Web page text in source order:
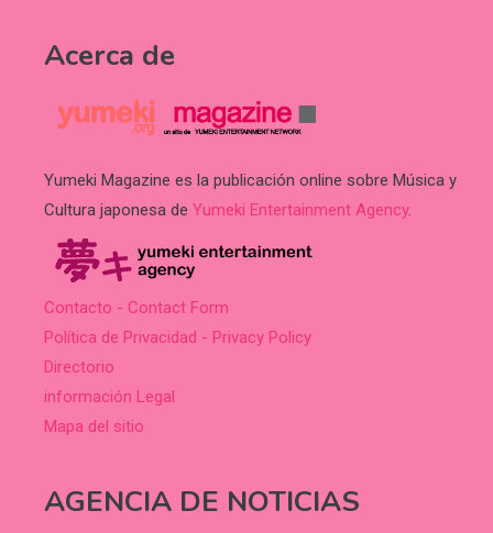
Acerca de
Yumeki Magazine es la publicación online sobre Música y
Cultura japonesa de Yumeki Entertainment Agency.
Contacto - Contact Form
Política de Privacidad - Privacy Policy
Directorio
información Legal
Mapa del sitio
AGENCIA DE NOTICIAS